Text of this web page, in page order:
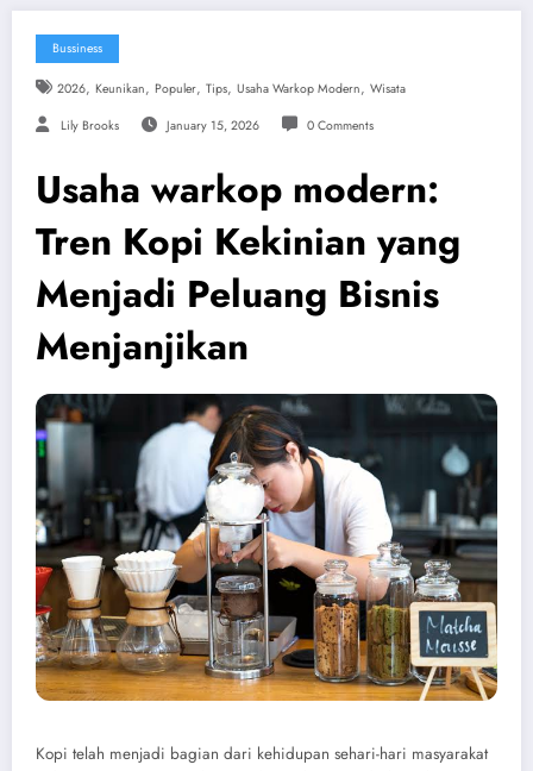
Bussiness
2026, Keunikan, Populer, Tips, Usaha Warkop Modern, Wisata
Lily Brooks January 15, 2026 0 Comments
Usaha warkop modern:
Tren Kopi Kekinian yang
Menjadi Peluang Bisnis
Menjanjikan
Kopi telah menjadi bagian dari kehidupan sehari-hari masyarakat